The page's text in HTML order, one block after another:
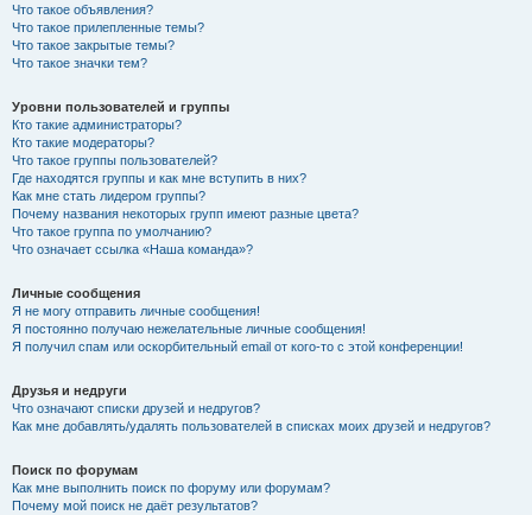
Что такое объявления?
Что такое прилепленные темы?
Что такое закрытые темы?
Что такое значки тем?
Уровни пользователей и группы
Кто такие администраторы?
Кто такие модераторы?
Что такое группы пользователей?
Где находятся группы и как мне вступить в них?
Как мне стать лидером группы?
Почему названия некоторых групп имеют разные цвета?
Что такое группа по умолчанию?
Что означает ссылка «Наша команда»?
Личные сообщения
Я не могу отправить личные сообщения!
Я постоянно получаю нежелательные личные сообщения!
Я получил спам или оскорбительный email от кого-то с этой конференции!
Друзья и недруги
Что означают списки друзей и недругов?
Как мне добавлять/удалять пользователей в списках моих друзей и недругов?
Поиск по форумам
Как мне выполнить поиск по форуму или форумам?
Почему мой поиск не даёт результатов?